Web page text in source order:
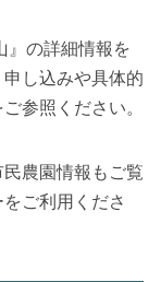
』の詳細情報を
し込みや具体的
参照ください。
農園情報もご覧
ご利用くださ